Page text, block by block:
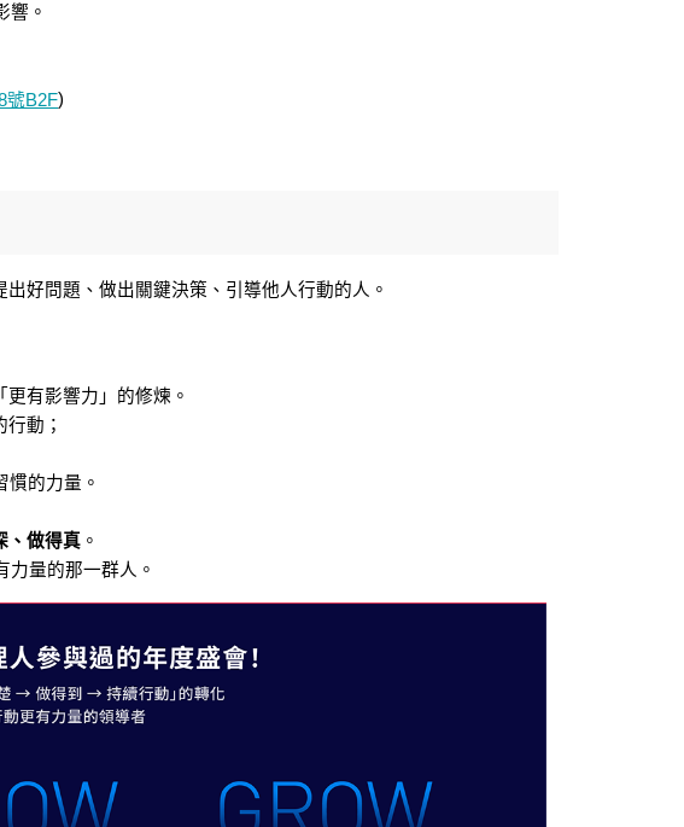
響。
號B2F)
好問題、做出關鍵決策、引導他人行動的人。
有影響力」的修煉。
動；
慣的力量。
、做得真 。
力量的那一群人。